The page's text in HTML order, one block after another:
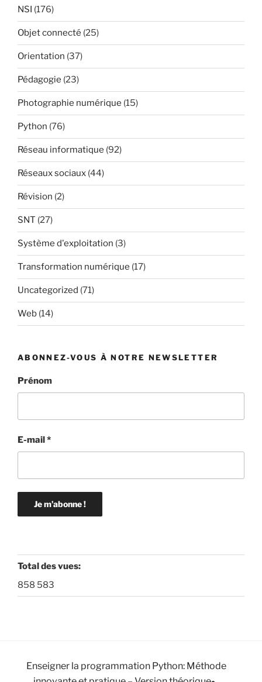
NSI (176)
Objet connecté (25)
Orientation (37)
Pédagogie (23)
Photographie numérique (15)
Python (76)
Réseau informatique (92)
Réseaux sociaux (44)
Révision (2)
SNT (27)
Système d'exploitation (3)
Transformation numérique (17)
Uncategorized (71)
Web (14)
ABONNEZ-VOUS À NOTRE NEWSLETTER
Prénom
E-mail*
Total des vues:
858 583
Enseigner la programmation Python: Méthode